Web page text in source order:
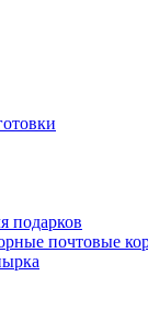
подарков
почтовые